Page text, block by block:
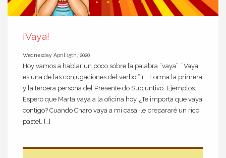
¡Vaya!
Wednesday April 15th, 2020
Hoy vamos a hablar un poco sobre la palabra “vaya”. “Vaya”
es una de las conjugaciones del verbo “ir”. Forma la primera
y la tercera persona del Presente do Subjuntivo. Ejemplos:
Espero que Marta vaya a la oficina hoy. ¿Te importa que vaya
contigo? Cuando Charo vaya a mi casa, le prepararé un rico
pastel. […]